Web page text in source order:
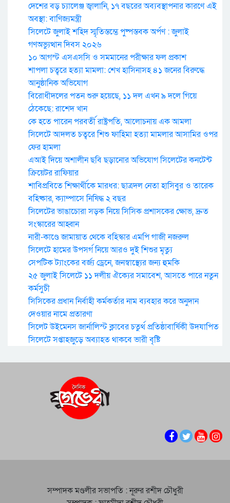
দেশের বড় চ্যালেঞ্জ জ্বালানি, ১৭ বছরের অব্যবস্থাপনার কারণে এই
অবস্থা: বাণিজ্যমন্ত্রী
সিলেটে জুলাই শহিদ স্মৃতিস্তম্ভে পুষ্পস্তবক অর্পণ : জুলাই
গণঅভ্যুত্থান দিবস ২০২৬
১০ আগস্ট এসএসসি ও সমমানের পরীক্ষার ফল প্রকাশ
শাপলা চত্বরে হত্যা মামলা: শেখ হাসিনাসহ ৪১ জনের বিরুদ্ধে
আনুষ্ঠানিক অভিযোগ
বিরোধীদলের পতন শুরু হয়েছে, ১১ দল এখন ৯ দলে গিয়ে
ঠেকেছে: রাশেদ খান
কে হতে পারেন পরবর্তী রাষ্ট্রপতি, আলোচনায় এক আমলা
সিলেটে আদলত চত্বরে শিশু ফাহিমা হত্যা মামলার আসামির ওপর
ফের হামলা
এআই দিয়ে অশালীন ছবি ছড়ানোর অভিযোগ সিলেটের কনটেন্ট
ক্রিয়েটর রাফিয়ার
শাবিপ্রবিতে শিক্ষার্থীকে মারধর: ছাত্রদল নেতা হাসিবুর ও তারেক
বহিষ্কার, ক্যাম্পাসে নিষিদ্ধ ২ বছর
সিলেটের ভাঙাচোরা সড়ক নিয়ে সিসিক প্রশাসকের ক্ষোভ, দ্রুত
সংস্কারের আহ্বান
নারী-কাণ্ডে জামায়াত থেকে বহিস্কার এমপি গাজী নজরুল
সিলেটে হামের উপসর্গ নিয়ে আরও দুই শিশুর মৃত্যু
সেপটিক ট্যাংকের বর্জ্য ড্রেনে, জনস্বাস্থ্যের জন্য হুমকি
২৫ জুলাই সিলেটে ১১ দলীয় ঐক্যের সমাবেশ, আসতে পারে নতুন
কর্মসুচী
সিসিকের প্রধান নির্বাহী কর্মকর্তার নাম ব্যবহার করে অনুদান
দেওয়ার নামে প্রতারণা
সিলেট উইমেনস জার্নালিস্ট ক্লাবের চতুর্থ প্রতিষ্ঠাবার্ষিকী উদযাপিত
সিলেটে সপ্তাহজুড়ে অব্যাহত থাকবে ভারী বৃষ্টি
সম্পাদক মণ্ডলীর সভাপতি : নূরুর রশীদ চৌধুরী